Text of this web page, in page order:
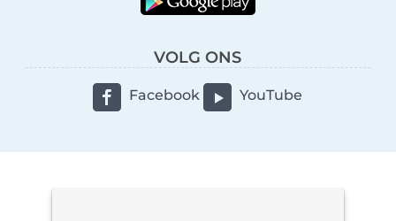
VOLG ONS
Facebook YouTube